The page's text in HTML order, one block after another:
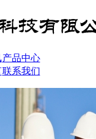
产品中心
联系我们